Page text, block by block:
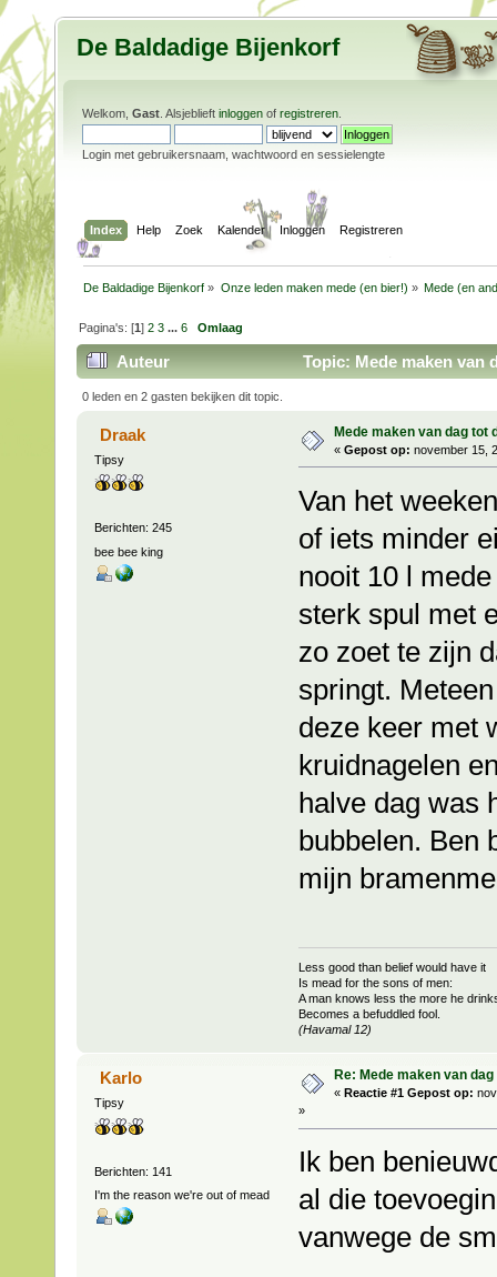
De Baldadige Bijenkorf
Welkom, Gast . Alsjeblieft inloggen of registreren
Login met gebruikersnaam, wachtwoord en sessielengte
Index Help Zoek Kalender Inloggen Registreren
De Baldadige Bijenkorf » Onze leden maken mede (en bier!) » Mede (en
Pagina's: [1]2 3 ...6 Omlaag
Auteur Topic: Mede maken van
0 leden en 2 gasten bekijken dit topic.
Draak
Tipsy
Berichten: 245
bee bee king
Mede maken van dag tot
« Gepost op: november 15,
Van het
of iets minder
nooit 10 l
sterk spul met
zo zoet te zijn
springt.
deze keer met
kruidnagelen
halve dag was
bubbelen. Ben
mijn
Less good than belief would have it
Is mead for the sons of men:
A man knows less the more he
Becomes a befuddled fool.
(Havamal 12)
Karlo
Tipsy
Berichten: 141
I'm the reason we're out of mead
Re: Mede maken van
« Reactie #1 Gepost op:
»
Ik ben
al die
vanwege de